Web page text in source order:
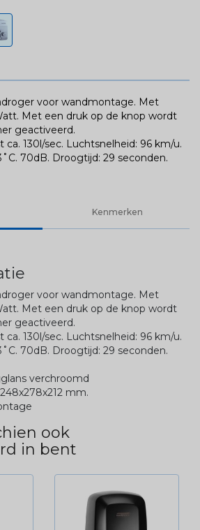
voor wandmontage. Met
Met een druk op de knop wordt
geactiveerd.
130l/sec. Luchtsnelheid: 96 km/u.
70dB. Droogtijd: 29 seconden.
Kenmerken
voor wandmontage. Met
Met een druk op de knop wordt
geactiveerd.
130l/sec. Luchtsnelheid: 96 km/u.
70dB. Droogtijd: 29 seconden.
verchroomd
mm.
ook
in bent